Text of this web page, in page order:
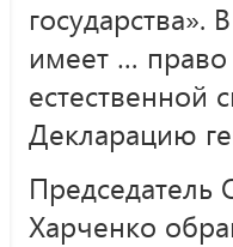
государства».
имеет …
естественной
Декларацию
Председатель
Харченко